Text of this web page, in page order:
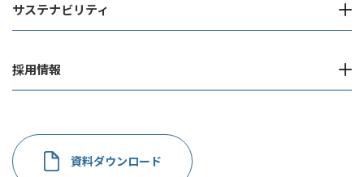
サステナビリティ
採用情報
資料ダウンロード